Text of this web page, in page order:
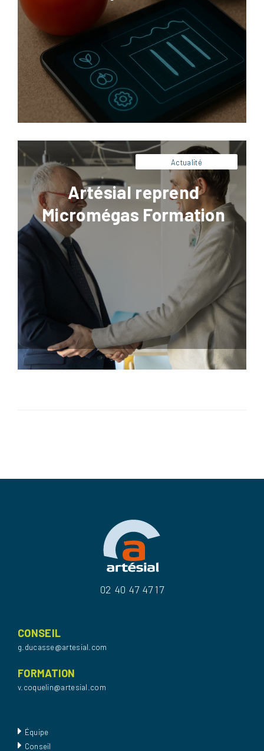
Actualité
Artésial reprend
Micromégas Formation
Artésial reprend l’activité de la société
Micromégas, spécialisée dans la montée en
compétence des équipes industrielles de
grands groupes internationaux de
l’agroalimentaire.
02 40 47 47 17
CONSEIL
g.ducasse@artesial.com
FORMATION
v.coquelin@artesial.com
Équipe
Conseil